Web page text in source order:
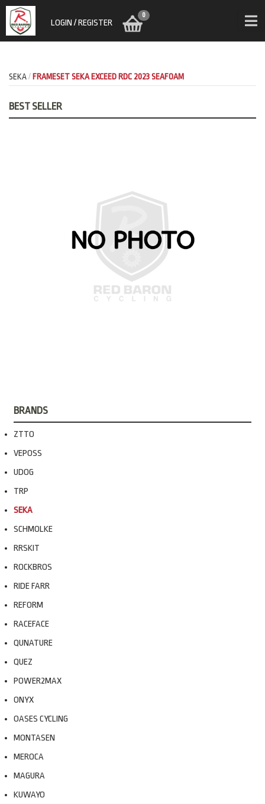
LOGIN / REGISTER
0
SEKA FRAMESET SEKA EXCEED RDC 2023 SEAFOAM
BRANDS
ZTTO
VEPOSS
UDOG
TRP
SEKA
SCHMOLKE
RRSKIT
ROCKBROS
RIDE FARR
REFORM
RACEFACE
QUNATURE
QUEZ
POWER2MAX
ONYX
OASES CYCLING
MONTASEN
MEROCA
MAGURA
KUWAYO
BEST SELLER